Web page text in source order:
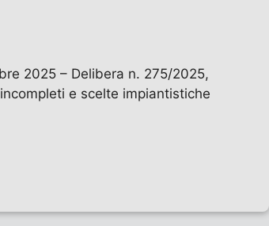
2025 – Delibera n. 275/2025,
e scelte impiantistiche